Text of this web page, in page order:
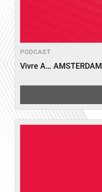
PODCAST
Vivre A… AMSTERDAM